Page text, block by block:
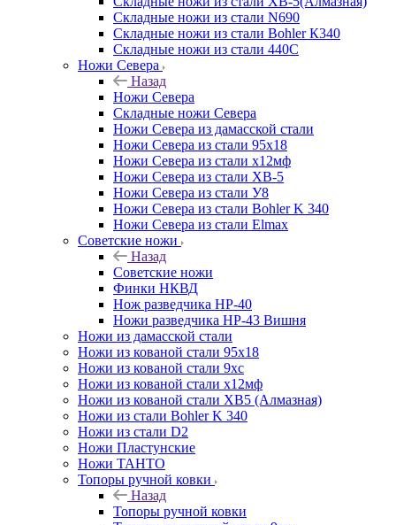
Складные ножи из стали N690
Складные ножи из стали Bohler К340
Складные ножи из стали 440С
Ножи Севера
Назад
Ножи Севера
Складные ножи Севера
Ножи Севера из дамасской стали
Ножи Севера из стали 95х18
Ножи Севера из стали х12мф
Ножи Севера из стали ХВ-5
Ножи Севера из стали У8
Ножи Севера из стали Bohler K 340
Ножи Севера из стали Elmax
Советские ножи
Назад
Советские ножи
Финки НКВД
Нож разведчика НР-40
Ножи разведчика НР-43 Вишня
Ножи из дамасской стали
Ножи из кованой стали 95х18
Ножи из кованой стали 9хс
Ножи из кованой стали х12мф
Ножи из кованой стали ХВ5 (Алмазная)
Ножи из стали Bohler K 340
Ножи из стали D2
Ножи Пластунские
Ножи ТАНТО
Топоры ручной ковки
Назад
Топоры ручной ковки